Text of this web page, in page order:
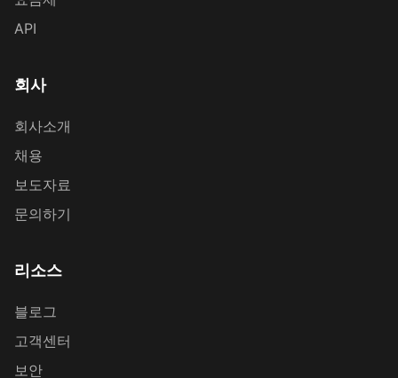
API
회사
회사소개
채용
보도자료
문의하기
리소스
블로그
고객센터
보안